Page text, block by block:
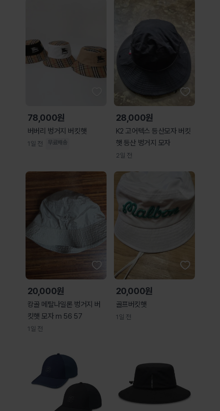
78,000원
버버리 벙거지 버킷햇
1일 전 무료배송
28,000원
K2 고어텍스 등산모자 버킷
햇 등산 벙거지 모자
2일 전
20,000원
캉골 메탈나일론 벙거지 버
킷햇 모자 m 56 57
1일 전
20,000원
골프버킷햇
1일 전